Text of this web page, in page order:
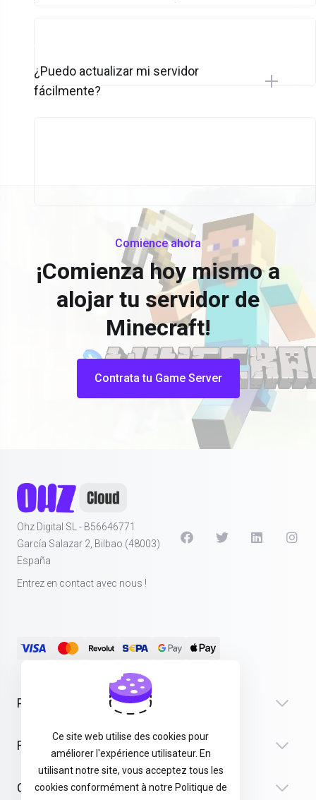
¿Puedo actualizar mi servidor
fácilmente?
Comience ahora
¡Comienza hoy mismo a
alojar tu servidor de
Minecraft!
Contrata tu Game Server
Ohz Digital SL - B56646771
García Salazar 2, Bilbao (48003)
España
Entrez en contact avec nous !
Produits
Recursos
Company
Ce site web utilise des cookies pour
améliorer l'expérience utilisateur. En
utilisant notre site, vous acceptez tous les
cookies conformément à notre Politique de